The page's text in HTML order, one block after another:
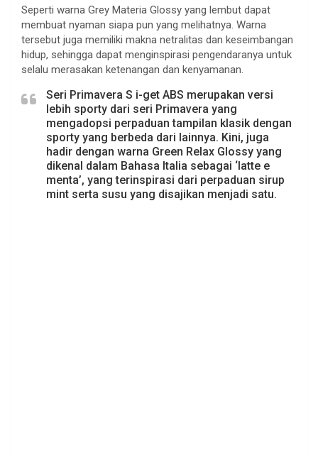
Seperti warna Grey Materia Glossy yang lembut dapat
membuat nyaman siapa pun yang melihatnya. Warna
tersebut juga memiliki makna netralitas dan keseimbangan
hidup, sehingga dapat menginspirasi pengendaranya untuk
selalu merasakan ketenangan dan kenyamanan.
Seri Primavera S i-get ABS merupakan versi
lebih sporty dari seri Primavera yang
mengadopsi perpaduan tampilan klasik dengan
sporty yang berbeda dari lainnya. Kini, juga
hadir dengan warna Green Relax Glossy yang
dikenal dalam Bahasa Italia sebagai ‘latte e
menta’, yang terinspirasi dari perpaduan sirup
mint serta susu yang disajikan menjadi satu.